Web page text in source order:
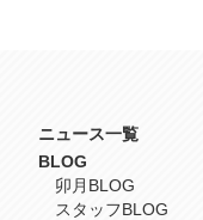
ニュース一覧
BLOG
卯月BLOG
スタッフBLOG